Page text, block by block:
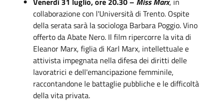
collaborazione con l'Università di Trento. Ospite
della serata sarà la sociologa Barbara Poggio. Vino
offerto da Abate Nero. Il film ripercorre la vita di
Eleanor Marx, figlia di Karl Marx, intellettuale e
attivista impegnata nella difesa dei diritti delle
lavoratrici e dell'emancipazione femminile,
raccontandone le battaglie pubbliche e le difficoltà
della vita privata.